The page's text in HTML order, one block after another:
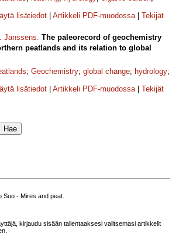
lisätiedot Artikkeli PDF-muodossa| Tekijät
Janssens. The paleorecord of geochemistry
peatlands and its relation to global
; Geochemistry; global change; hydrology;
lisätiedot Artikkeli PDF-muodossa| Tekijät
Suo - Mires and peat.
kirjaudu sisään tallentaaksesi valitsemasi artikkelit